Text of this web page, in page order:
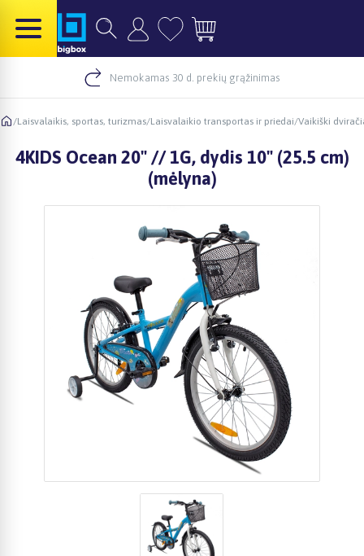
Nemokamas 30 d. prekių grąžinimas
/Laisvalaikis, sportas, turizmas/Laisvalaikio transportas ir priedai/Vaikiški
4KIDS Ocean 20" // 1G, dydis 10" (25.5 cm)
(mėlyna)